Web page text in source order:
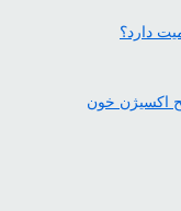
دارد؟
اکسیژن خون